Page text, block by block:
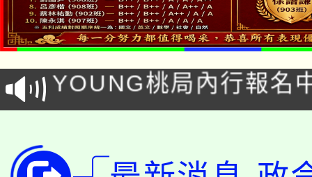
場熱烈登場!
8/21下午1時於龍潭區
YOUNG桃局內行報名
局官網。
8月14至27日，桃園電
田徑場及游泳池舉行。
桃園市低收入戶享有免